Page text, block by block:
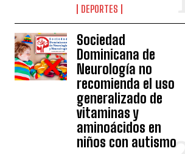
DEPORTES
Sociedad
Dominicana de
Neurología no
recomienda el uso
generalizado de
vitaminas y
aminoácidos en
niños con autismo